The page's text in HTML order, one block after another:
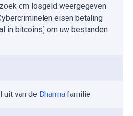
om losgeld weergegeven
eisen betaling
in bitcoins) om uw bestanden
uit van de Dharma familie